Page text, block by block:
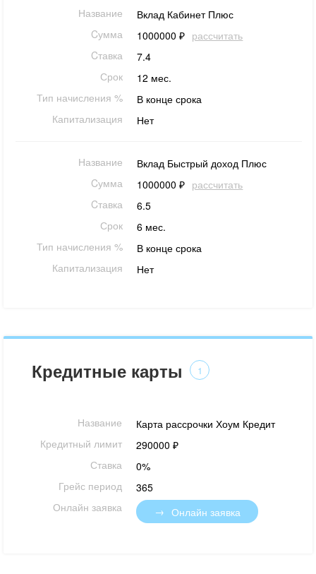
Название
Вклад Кабинет Плюс
Cумма
1000000 ₽ рассчитать
Cтавка
7.4
Срок
12 мес.
Тип начисления %
В конце срока
Капитализация
Нет
Название
Вклад Быстрый доход Плюс
Cумма
1000000 ₽ рассчитать
Cтавка
6.5
Срок
6 мес.
Тип начисления %
В конце срока
Капитализация
Нет
Кредитные карты 1
Название
Карта рассрочки Хоум Кредит
Кредитный лимит
290000 ₽
Ставка
0%
Грейс период
365
Онлайн заявка
Онлайн заявка